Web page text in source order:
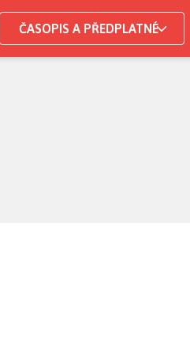
ČASOPIS A PŘEDPLATNÉ